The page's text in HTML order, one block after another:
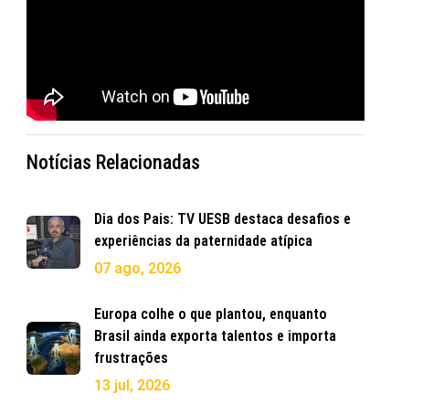
Notícias Relacionadas
Dia dos Pais: TV UESB destaca desafios e
experiências da paternidade atípica
07 ago, 2026
Europa colhe o que plantou, enquanto
Brasil ainda exporta talentos e importa
frustrações
13 jul, 2026